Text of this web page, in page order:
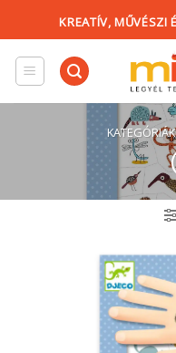
content
KREATÍV, MŰVÉSZI
KATEGÓRIÁK